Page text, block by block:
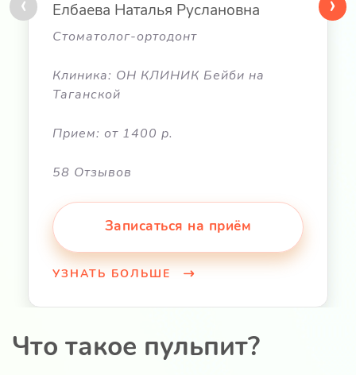
Елбаева Наталья Руслановна
Стоматолог-ортодонт
Клиника: ОН КЛИНИК Бейби на
Таганской
Прием: от 1400 р.
58 Отзывов
Записаться на приём
УЗНАТЬ БОЛЬШЕ
Что такое пульпит?